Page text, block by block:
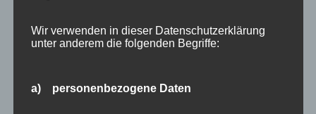
November 2024(14)
Oktober 2024(10)
Juli 2024(9)
Wir verwenden in dieser Datenschutzerklärung
unter anderem die folgenden Begriffe:
a) personenbezogene Daten